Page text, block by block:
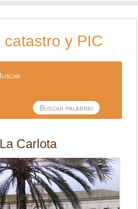
y PIC
Carlota